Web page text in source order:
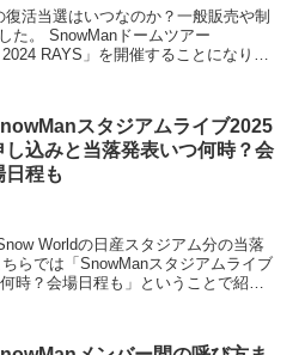
活当選はいつなのか？一般販売や制
た。 SnowManドームツアー
RAYS」を開催することになり、
スタジアムライブ2025
し込みと当落発表いつ何時？会
日程も
Worldの日産スタジアム分の当落
らでは「SnowManスタジアムライブ
時？会場日程も」ということで紹介